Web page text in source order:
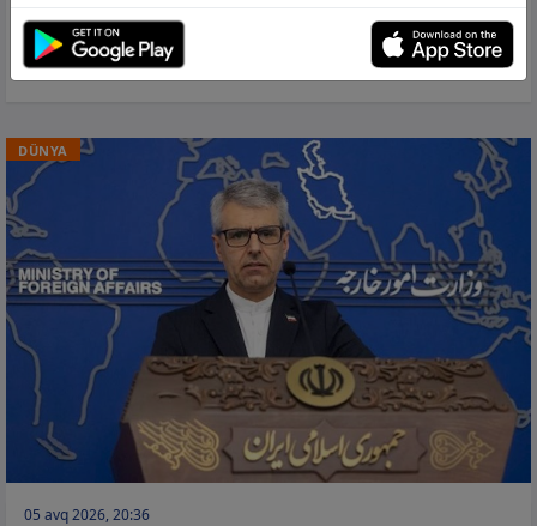
Gürcüstanda yenə işıqlar söndü −İyulun
sonundan bəri üçüncü dəfə
DÜNYA
05 avq 2026, 20:36